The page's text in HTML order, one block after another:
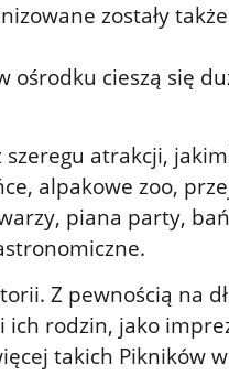
zostały
ośrodku cieszą się
szeregu atrakcji,
alpakowe zoo,
piana party,
Z pewnością na
ich rodzin, jako
takich Pikników